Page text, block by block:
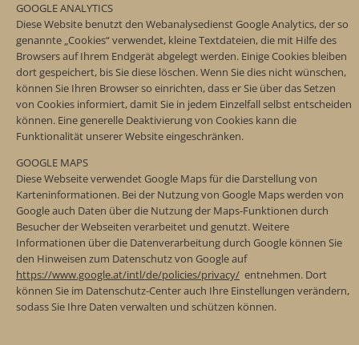
GOOGLE ANALYTICS
Diese Website benutzt den Webanalysedienst Google Analytics, der so
genannte „Cookies“ verwendet, kleine Textdateien, die mit Hilfe des
Browsers auf Ihrem Endgerät abgelegt werden. Einige Cookies bleiben
dort gespeichert, bis Sie diese löschen. Wenn Sie dies nicht wünschen,
können Sie Ihren Browser so einrichten, dass er Sie über das Setzen
von Cookies informiert, damit Sie in jedem Einzelfall selbst entscheiden
können. Eine generelle Deaktivierung von Cookies kann die
Funktionalität unserer Website eingeschränken.
GOOGLE MAPS
Diese Webseite verwendet Google Maps für die Darstellung von
Karteninformationen. Bei der Nutzung von Google Maps werden von
Google auch Daten über die Nutzung der Maps-Funktionen durch
Besucher der Webseiten verarbeitet und genutzt. Weitere
Informationen über die Datenverarbeitung durch Google können Sie
den Hinweisen zum Datenschutz von Google auf
https://www.google.at/intl/de/policies/privacy/ entnehmen. Dort
können Sie im Datenschutz-Center auch Ihre Einstellungen verändern,
sodass Sie Ihre Daten verwalten und schützen können.